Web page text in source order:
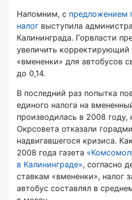
Напомним, с предложением
налог выступила
Калининграда. Горвласти
увеличить корректирующий
«вмененки» для автобусов
до 0,14.
В последний раз попытка
единого налога на
производилась в 2008 году,
Окрсовета отказали
надвигавшегося кризиса.
2008 года газета
в Калининграде», согласно
ставкам «вмененки», налог
автобус составлял в